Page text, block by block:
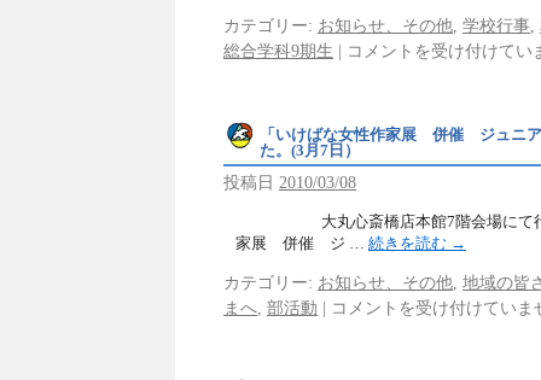
カテゴリー: お知らせ、その他 学校行事
総合学科9期生 | コメントを受け付けてい
「いけばな女性作家展 併催 ジュニ
た。(3月7日）
投稿日 2010/03/08
大丸心斎橋店本館7階会場にて行
家展 併催 ジ … 続きを読む →
カテゴリー: お知らせ、その他 地域の皆
まへ 部活動 | コメントを受け付けていま